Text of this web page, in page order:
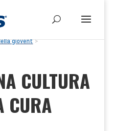
giovent >
CULTURA
CURA